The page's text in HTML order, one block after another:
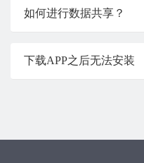
如何进行数据共享？
下载APP之后无法安装